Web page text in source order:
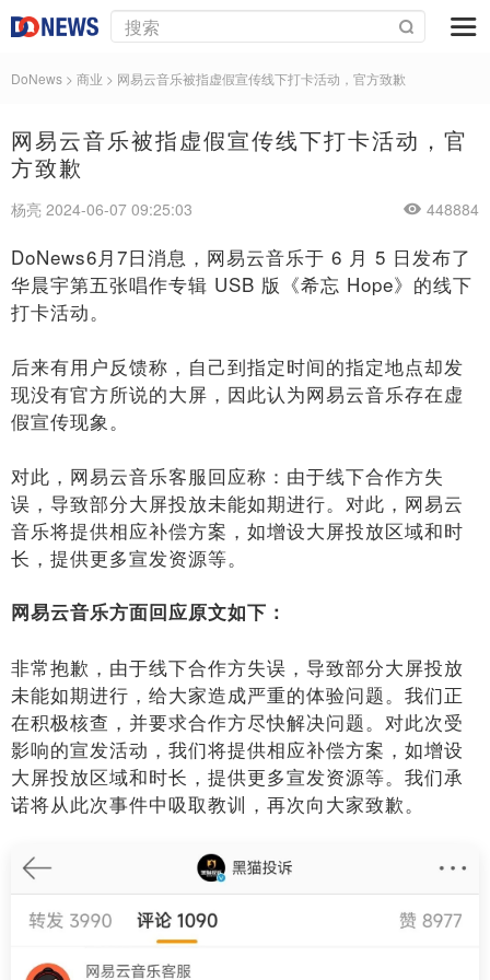
DoNews > 商业 > 网易云音乐被指虚假宣传线下打卡活动，官方致歉
网易云音乐被指虚假宣传线下打卡活动，官
方致歉
杨亮 2024-06-07 09:25:03 448884
DoNews6月7日消息，网易云音乐于 6 月 5 日发布了
华晨宇第五张唱作专辑 USB 版《希忘 Hope》的线下
打卡活动。
后来有用户反馈称，自己到指定时间的指定地点却发
现没有官方所说的大屏，因此认为网易云音乐存在虚
假宣传现象。
对此，网易云音乐客服回应称：由于线下合作方失
误，导致部分大屏投放未能如期进行。对此，网易云
音乐将提供相应补偿方案，如增设大屏投放区域和时
长，提供更多宣发资源等。
网易云音乐方面回应原文如下：
非常抱歉，由于线下合作方失误，导致部分大屏投放
未能如期进行，给大家造成严重的体验问题。我们正
在积极核查，并要求合作方尽快解决问题。对此次受
影响的宣发活动，我们将提供相应补偿方案，如增设
大屏投放区域和时长，提供更多宣发资源等。我们承
诺将从此次事件中吸取教训，再次向大家致歉。